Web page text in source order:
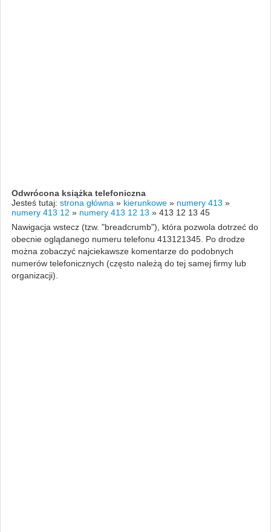
Odwrócona książka telefoniczna
Jesteś tutaj: strona główna » kierunkowe » numery 413 »
numery 413 12 » numery 413 12 13 » 413 12 13 45
Nawigacja wstecz (tzw. "breadcrumb"), która pozwola dotrzeć do
obecnie oglądanego numeru telefonu 413121345. Po drodze
można zobaczyć najciekawsze komentarze do podobnych
numerów telefonicznych (często należą do tej samej firmy lub
organizacji).